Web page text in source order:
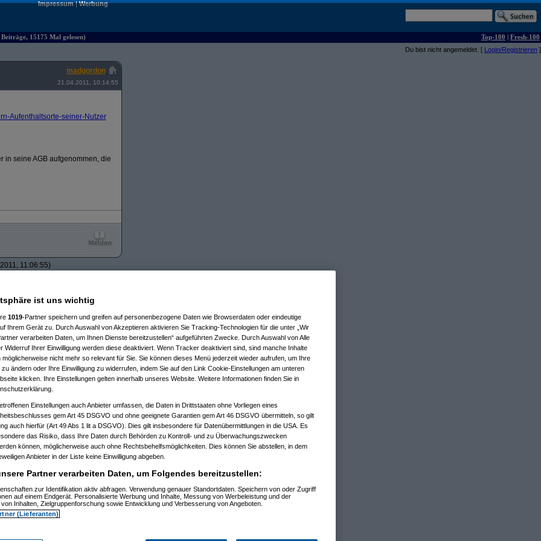
Impressum|Werbung
15175 Mal gelesen) Top-100 | Fresh-100
Du bist nicht angemeldet. [ Login/Registrieren ]
madgordon
21.04.2011, 10:14:55
Aufenthaltsorte-seiner-Nutzer
in seine AGB aufgenommen, die
11:06:55)
12:05:01)
21.04.2011, 12:38:40)
21.04.2011, 12:51:53)
am 21.04.2011, 12:53:39)
am 21.04.2011, 12:59:10)
am 21.04.2011, 13:01:40)
momo77
am 21.04.2011, 13:09:25)
am 21.04.2011, 13:11:16)
am 21.04.2011, 14:21:30)
am 21.04.2011, 14:31:11)
yumiyoshi
am 21.04.2011, 14:34:24)
(madgordonam 21.04.2011, 14:58:02)
(yumiyoshiam 21.04.2011, 15:13:04)
(madgordonam 21.04.2011, 15:17:10)
(momo77am 21.04.2011, 15:22:27)
entdeckt...(madgordonam 21.04.2011, 15:25:31)
entdeckt...(momo77am 21.04.2011, 15:29:05)
entdeckt...(madgordonam 21.04.2011, 15:37:57)
entdeckt...
Apple entdeckt...(madgordonam 21.04.2011, 16:11:48)
12:34:01)
12:48:16)
12:49:56)
ist uns wichtig
1019-Partner speichern und greifen auf personenbezogene Daten wie Browserdaten oder eindeutige
Ihrem Gerät zu. Durch Auswahl von Akzeptieren aktivieren Sie Tracking-Technologien für die unter „Wir
verarbeiten Daten, um Ihnen Dienste bereitzustellen“ aufgeführten Zwecke. Durch Auswahl von Alle
Widerruf Ihrer Einwilligung werden diese deaktiviert. Wenn Tracker deaktiviert sind, sind manche Inhalte
möglicherweise nicht mehr so relevant für Sie. Sie können dieses Menü jederzeit wieder aufrufen, um Ihre
zu ändern oder Ihre Einwilligung zu widerrufen, indem Sie auf den Link Cookie-Einstellungen am unteren
klicken. Ihre Einstellungen gelten innerhalb unseres Website. Weitere Informationen finden Sie in
Einstellungen auch Anbieter umfassen, die Daten in Drittstaaten ohne Vorliegen eines
gem Art 45 DSGVO und ohne geeignete Garantien gem Art 46 DSGVO übermitteln, so gilt
auch hierfür (Art 49 Abs 1 lit a DSGVO). Dies gilt insbesondere für Datenübermittlungen in die USA. Es
das Risiko, dass Ihre Daten durch Behörden zu Kontroll- und zu Überwachungszwecken
können, möglicherweise auch ohne Rechtsbehelfsmöglichkeiten. Dies können Sie abstellen, in dem
Anbieter in der Liste keine Einwilligung abgeben.
Partner verarbeiten Daten, um Folgendes bereitzustellen:
zur Identifikation aktiv abfragen. Verwendung genauer Standortdaten. Speichern von oder Zugriff
auf einem Endgerät. Personalisierte Werbung und Inhalte, Messung von Werbeleistung und der
Inhalten, Zielgruppenforschung sowie Entwicklung und Verbesserung von Angeboten.
(Lieferanten)